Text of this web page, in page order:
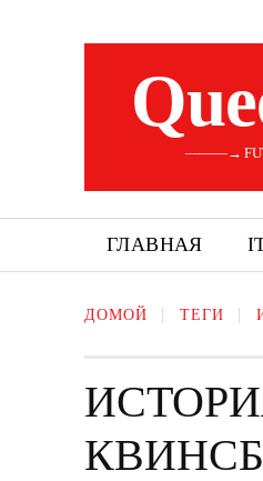
———→
ГЛАВНАЯ
ДОМОЙ ТЕГИ